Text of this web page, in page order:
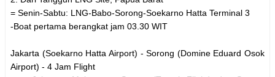
= Senin-Sabtu: LNG-Babo-Sorong-Soekarno Hatta Terminal 3
-Boat pertama berangkat jam 03.30 WIT
Jakarta (Soekarno Hatta Airport) - Sorong (Domine Eduard Osok
Airport) - 4 Jam Flight